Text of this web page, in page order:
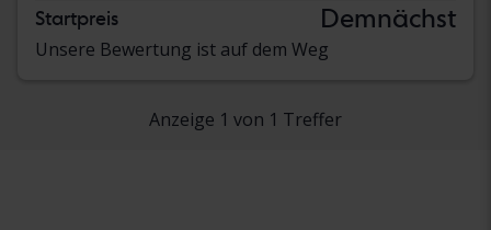
Startpreis Demnächst
Unsere Bewertung ist auf dem Weg
Anzeige 1 von 1 Treffer